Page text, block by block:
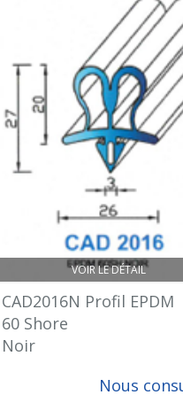
VOIR LE DÉTAIL
CAD2016N Profil EPDM
60 Shore
Noir
Nous